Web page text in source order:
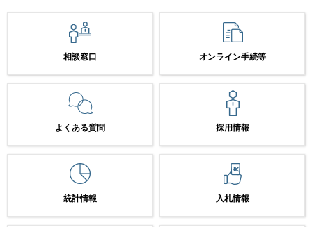
相談窓口 オンライン手続等
よくある質問 採用情報
統計情報 入札情報